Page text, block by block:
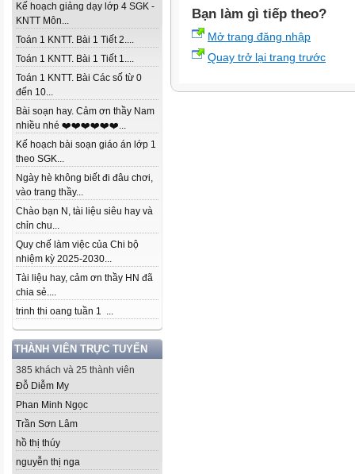
Kế hoạch giảng dạy lớp 4 SGK -
KNTT Môn...
Toán 1 KNTT. Bài 1 Tiết 2....
Toán 1 KNTT. Bài 1 Tiết 1....
Toán 1 KNTT. Bài Các số từ 0
đến 10...
Bài soạn hay. Cảm ơn thầy Nam
nhiều nhé ❤️❤️❤️❤️❤️❤️...
Kế hoạch bài soạn giáo án lớp 1
theo SGK...
Ngày hè không biết đi đâu chơi,
vào trang thầy...
Chào bạn N, tài liệu siêu hay và
chỉn chu...
Quy chế làm việc của Chi bộ
nhiệm kỳ 2025-2030...
Tài liệu hay, cảm ơn thầy HN đã
chia sẻ....
trinh thi oang tuần 1 ...
THÀNH VIÊN TRỰC TUYẾN
385 khách và 25 thành viên
Đỗ Diễm My
Phan Minh Ngọc
Trần Sơn Lâm
hồ thị thúy
nguyễn thị nga
Bạn làm gì tiếp theo?
Mở trang đăng nhập
Quay trở lại trang trước